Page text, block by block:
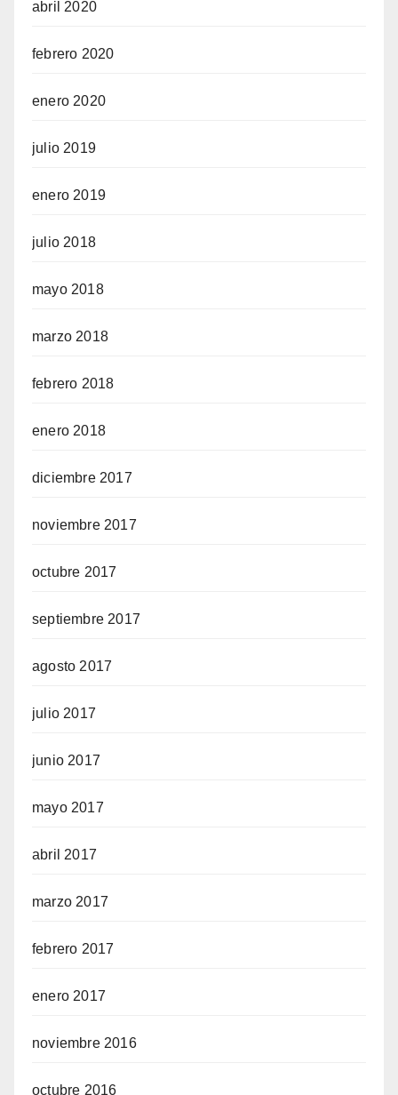
abril 2020
febrero 2020
enero 2020
julio 2019
enero 2019
julio 2018
mayo 2018
marzo 2018
febrero 2018
enero 2018
diciembre 2017
noviembre 2017
octubre 2017
septiembre 2017
agosto 2017
julio 2017
junio 2017
mayo 2017
abril 2017
marzo 2017
febrero 2017
enero 2017
noviembre 2016
octubre 2016